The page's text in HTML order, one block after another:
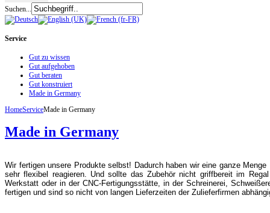
Suchen...
Service
Gut zu wissen
Gut aufgehoben
Gut beraten
Gut konstruiert
Made in Germany
HomeServiceMade in Germany
Made in Germany
Wir fertigen unsere Produkte selbst! Dadurch haben wir eine ganze
sehr flexibel reagieren. Und sollte das Zubehör nicht griffbereit im
Werkstatt oder in der CNC-Fertigungsstätte, in der Schreinerei,
fertigen und sind so nicht von langen Lieferzeiten der Zulieferfirmen